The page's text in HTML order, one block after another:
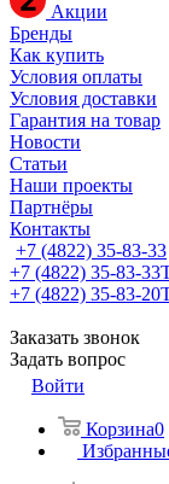
Акции
Бренды
Как купить
Условия оплаты
Условия доставки
Гарантия на товар
Новости
Статьи
Наши проекты
Партнёры
Контакты
+7 (4822) 35-83-33
+7 (4822) 35-83-33
+7 (4822) 35-83-20
Заказать звонок
Задать вопрос
Войти
Корзина0